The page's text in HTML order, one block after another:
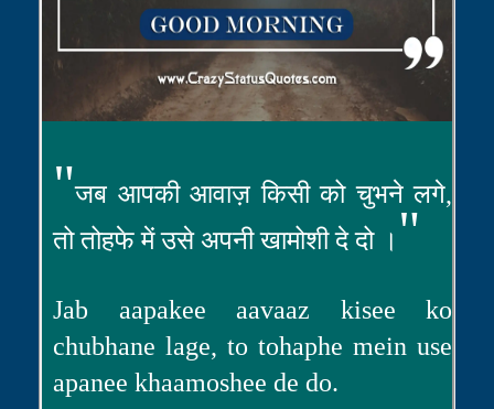
"जब आपकी आवाज़ किसी को चुभने लगे,
तो तोहफे में उसे अपनी खामोशी दे दो । "
Jab aapakee aavaaz kisee ko
chubhane lage, to tohaphe mein use
apanee khaamoshee de do.